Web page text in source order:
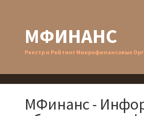
МФИНАНС
Реестр и Рейтинг Микрофинансовых
МФинанс -